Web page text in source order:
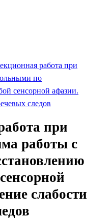
работа при
по
сенсорной афазии.
следов
при
работы с
слабости